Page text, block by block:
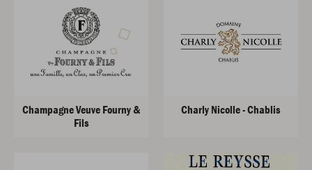
Champagne Veuve Fourny &
Fils
Charly Nicolle - Chablis